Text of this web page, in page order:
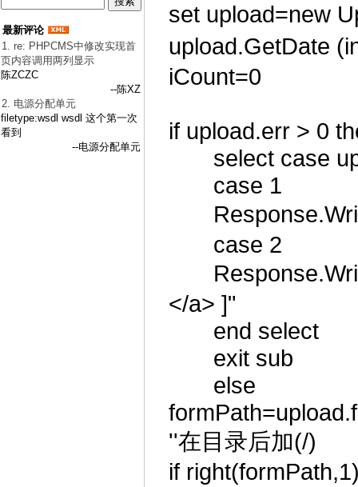
最新评论
1. re: PHPCMS中修改实现首
页内容调用两列显示
陈ZCZC
--陈XZ
2. 电源分配单元
filetype:wsdl wsdl 这个第一次
看到
--电源分配单元
set upload=new
upload.GetDate
iCount=0
if upload.err > 0
select case
case 1
case 2
</a> ]"
end select
exit sub
else
''在目录后加(/)
if